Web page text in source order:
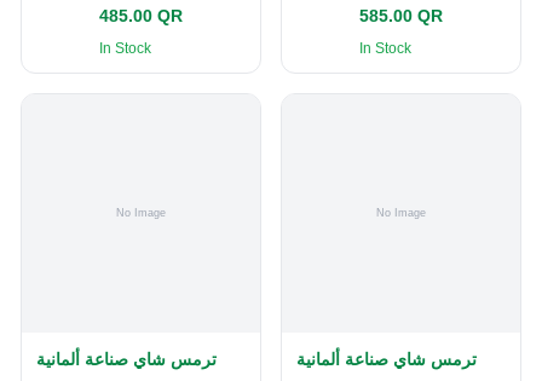
485.00 QR
In Stock
585.00 QR
In Stock
ترمس شاي صناعة ألمانية ترمس شاي صناعة ألمانية